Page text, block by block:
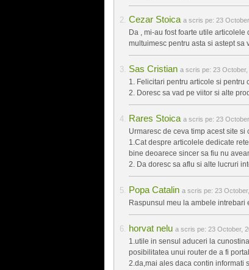
Cezar Stoica a scris pe: 23
Da , mi-au fost foarte utile
multuimesc pentru asta si astept sa
Sas Cristian a scris pe: 23
1. Felicitari pentru articole si pentru
2. Doresc sa vad pe viitor si alte
Rares Stoica a scris pe: 23
Urmaresc de ceva timp acest site
1.Cat despre articolele dedicate
bine deoarece sincer sa fiu nu
2. Da doresc sa aflu si alte lucruri
Popa Catalin a scris pe: 23
Raspunsul meu la ambele intrebari
horvat nelu a scris pe: 23 October,
1.utile in sensul aduceri la
posibilitatea unui router de a fi
2.da,mai ales daca contin informati